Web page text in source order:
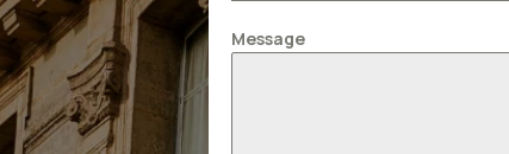
Message